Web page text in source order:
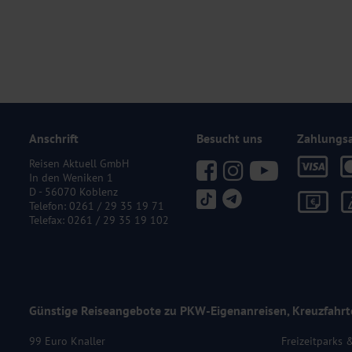
Anschrift
Reisen Aktuell GmbH
In den Weniken 1
D - 56070 Koblenz
Telefon: 0261 / 29 35 19 71
Telefax: 0261 / 29 35 19 102
Besucht uns
Günstige Reiseangebote zu PKW-Eigenanreisen,
99 Euro Knaller
Freizeitparks